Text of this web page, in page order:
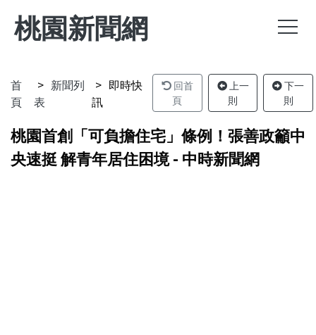
桃園新聞網
首
頁
新聞列
表
即時快
訊
回首
頁
上一
則
下一
則
桃園首創「可負擔住宅」條例！張善政籲中
央速挺 解青年居住困境 - 中時新聞網